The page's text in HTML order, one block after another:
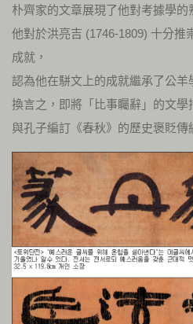
朴齊家的文章展現了他對考據學的
他對於洪亮吉 (1746-1809) 十分推
成就，
認為他在駢文上的成就繼承了公羊
換言之，即將「比事矚辭」的文學
與孔子編訂《春秋》的歷史褒貶傳